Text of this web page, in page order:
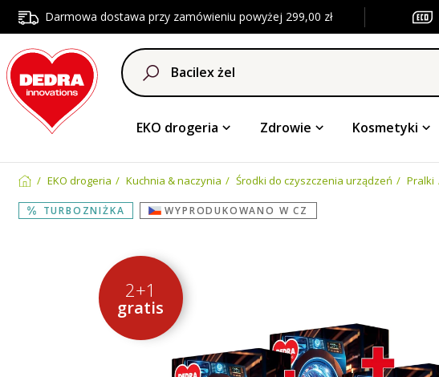
Darmowa dostawa przy zamówieniu powyżej 299,00 zł
EKO drogeria Zdrowie Kosmetyki
EKO drogeria Kuchnia & naczynia Środki do czyszczenia urządzeń Pralki
TURBOZNIŻKA WYPRODUKOWANO W CZ
2+1
gratis